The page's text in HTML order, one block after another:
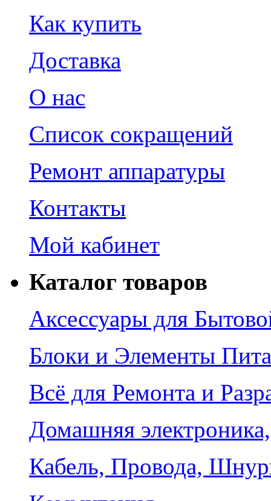
Как купить
Доставка
О нас
Список сокращений
Ремонт аппаратуры
Контакты
Мой кабинет
Каталог товаров
Аксессуары для
Блоки и Элементы
Всё для Ремонта и
Домашняя
Кабель, Провода,